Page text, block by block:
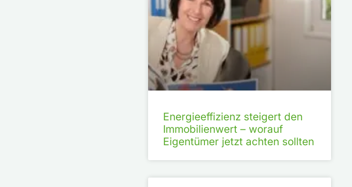
Energieeffizienz steigert den
Immobilienwert – worauf
Eigentümer jetzt achten sollten